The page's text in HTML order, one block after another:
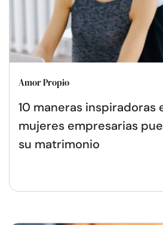
Amor Propio
10 maneras inspiradoras
mujeres empresarias
su matrimonio